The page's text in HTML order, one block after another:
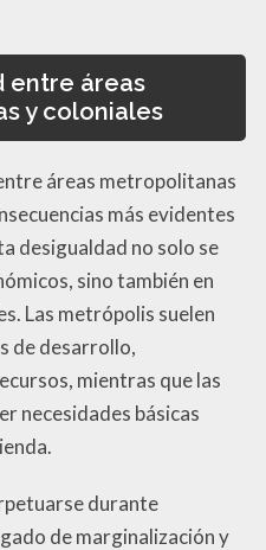
entre áreas
y coloniales
áreas metropolitanas
más evidentes
desigualdad no solo se
sino también en
Las metrópolis suelen
de desarrollo,
mientras que las
necesidades básicas
durante
de marginalización y